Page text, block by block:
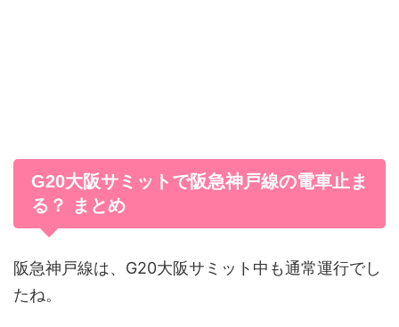
G20大阪サミットで阪急神戸線の電車止ま
る？ まとめ
阪急神戸線は、G20大阪サミット中も通常運行でし
たね。